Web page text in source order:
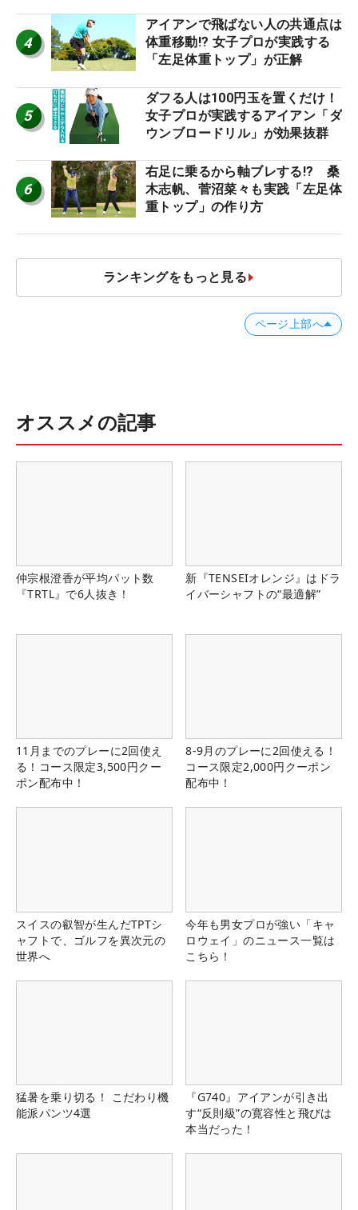
4
アイアンで飛ばない人の共通点は
体重移動!? 女子プロが実践する
「左足体重トップ」が正解
5
ダフる人は100円玉を置くだけ！
女子プロが実践するアイアン「ダ
ウンブロードリル」が効果抜群
6
右足に乗るから軸ブレする!? 桑
木志帆、菅沼菜々も実践「左足体
重トップ」の作り方
ランキングをもっと見る
ページ上部へ
オススメの記事
仲宗根澄香が平均パット数
『TRTL』で6人抜き！
新『TENSEIオレンジ』はドラ
イバーシャフトの“最適解”
11月までのプレーに2回使え
る！コース限定3,500円クー
ポン配布中！
8-9月のプレーに2回使える！
コース限定2,000円クーポン
配布中！
スイスの叡智が生んだTPTシ
ャフトで、ゴルフを異次元の
世界へ
今年も男女プロが強い「キャ
ロウェイ」のニュース一覧は
こちら！
猛暑を乗り切る！ こだわり機
能派パンツ4選
『G740』アイアンが引き出
す“反則級”の寛容性と飛びは
本当だった！